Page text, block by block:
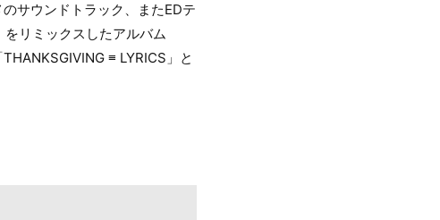
サウンドトラック、またEDテ
リミックスしたアルバム
≡ LYRICS」と